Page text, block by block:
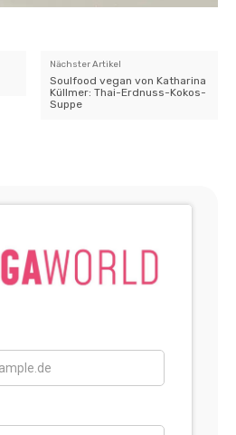
Nächster Artikel
Soulfood vegan von Katharina
Küllmer: Thai-Erdnuss-Kokos-
Suppe